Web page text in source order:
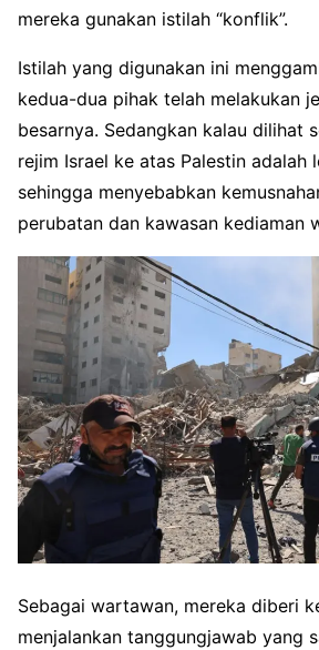
mereka gunakan istilah “konflik”.
Istilah yang digunakan ini
kedua-dua pihak telah melakukan
besarnya. Sedangkan kalau dilihat
rejim Israel ke atas Palestin adalah
sehingga menyebabkan
perubatan dan kawasan kediaman
Sebagai wartawan, mereka diberi
menjalankan tanggungjawab yang